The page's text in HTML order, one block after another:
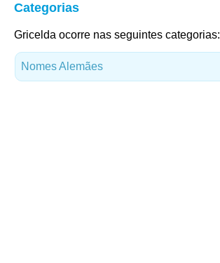
Categorias
Gricelda ocorre nas seguintes categorias:
Nomes Alemães